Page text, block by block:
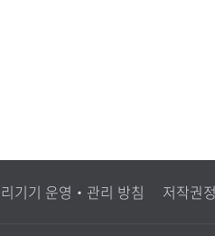
기기 운영‧관리 방침 저작권